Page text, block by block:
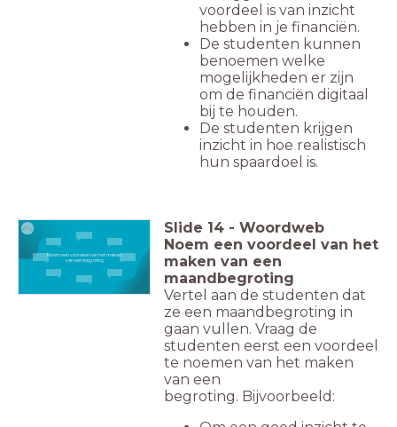
voordeel is van inzicht
hebben in je financiën.
De studenten kunnen
benoemen welke
mogelijkheden er zijn
om de financiën digitaal
bij te houden.
De studenten krijgen
inzicht in hoe realistisch
hun spaardoel is.
Noem een voordeel van het maken
van een begroting
Slide 14 - Woordweb
Noem een voordeel van het
maken van een
maandbegroting
Vertel aan de studenten dat
ze een maandbegroting in
gaan vullen. Vraag de
studenten eerst een voordeel
te noemen van het maken
van een
begroting. Bijvoorbeeld: